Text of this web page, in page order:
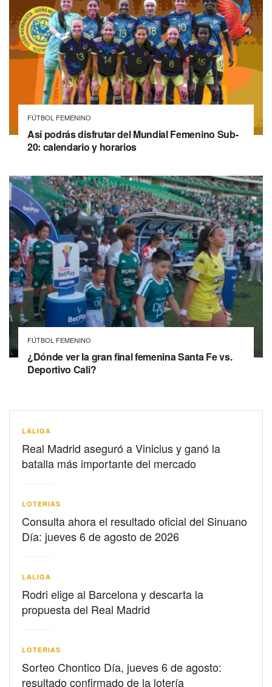
FÚTBOL FEMENINO
Así podrás disfrutar del Mundial Femenino Sub-
20: calendario y horarios
FÚTBOL FEMENINO
¿Dónde ver la gran final femenina Santa Fe vs.
Deportivo Cali?
LALIGA
Real Madrid aseguró a Vinicius y ganó la
batalla más importante del mercado
LOTERIAS
Consulta ahora el resultado oficial del Sinuano
Día: jueves 6 de agosto de 2026
LALIGA
Rodri elige al Barcelona y descarta la
propuesta del Real Madrid
LOTERIAS
Sorteo Chontico Día, jueves 6 de agosto:
resultado confirmado de la lotería